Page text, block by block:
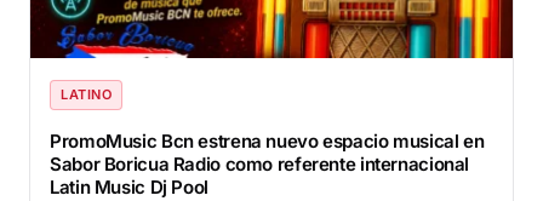
LATINO
PromoMusic Bcn estrena nuevo espacio musical en
Sabor Boricua Radio como referente internacional
Latin Music Dj Pool